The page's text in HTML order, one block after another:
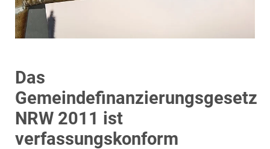
Das
Gemeindefinanzierungsgesetz
NRW 2011 ist
verfassungskonform